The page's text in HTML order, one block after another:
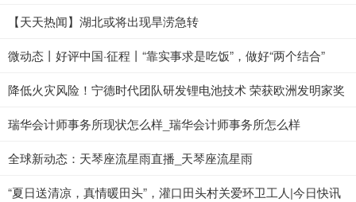
【天天热闻】湖北或将出现旱涝急转
微动态丨好评中国·征程丨“靠实事求是吃饭”，做好“两个结合”
降低火灾风险！宁德时代团队研发锂电池技术 荣获欧洲发明家奖
瑞华会计师事务所现状怎么样_瑞华会计师事务所怎么样
全球新动态：天琴座流星雨直播_天琴座流星雨
“夏日送清凉，真情暖田头”，灌口田头村关爱环卫工人|今日快讯